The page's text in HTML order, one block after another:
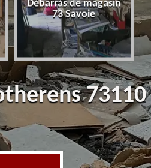
Débarras de magasin
73 Savoie
73110